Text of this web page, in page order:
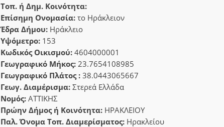
Τοπ. ή Δημ. Κοινότητα:
Επίσημη Ονομασία: το Ηράκλειον
Έδρα Δήμου: Ηράκλειο
Υψόμετρο: 153
Κωδικός Οικισμού: 4604000001
Γεωγραφικό Μήκος: 23.7654108985
Γεωγραφικό Πλάτος : 38.0443065667
Γεωγ. Διαμέρισμα: Στερεά Ελλάδα
Νομός: ΑΤΤΙΚΗΣ
Πρώην Δήμος ή Κοινότητα: ΗΡΑΚΛΕΙΟΥ
Παλ. Όνομα Τοπ. Διαμερίσματος: Ηρακλείου